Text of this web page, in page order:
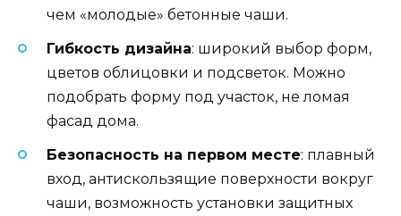
чем «молодые» бетонные чаши.
Гибкость дизайна: широкий выбор форм,
цветов облицовки и подсветок. Можно
подобрать форму под участок, не ломая
фасад дома.
Безопасность на первом месте: плавный
вход, антискользящие поверхности вокруг
чаши, возможность установки защитных